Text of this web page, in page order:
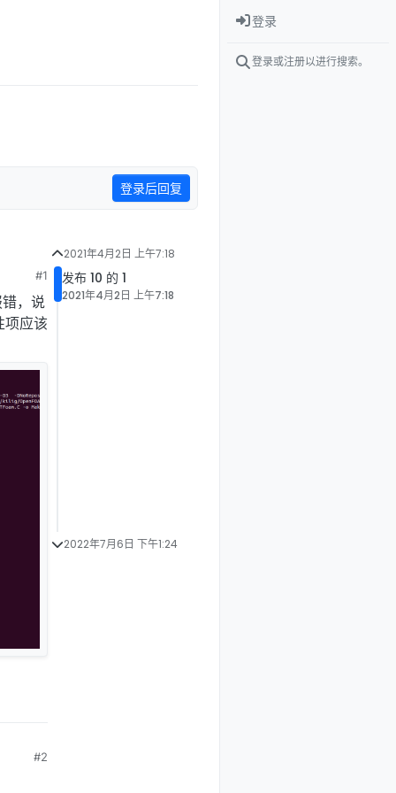
登录后回复
#1
，说
项应该
#2
2021年4月2日 上午7:18
发布 10 的 1
2021年4月2日 上午7:18
2022年7月6日 下午1:24
登录
登录或注册以进行搜索。